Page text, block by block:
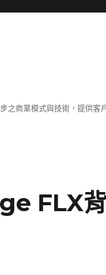
之商業模式與技術，提供
FLX